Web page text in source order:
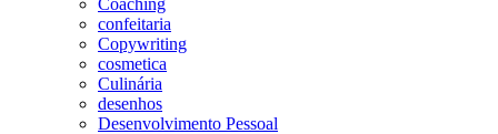
Coaching
confeitaria
Copywriting
cosmetica
Culinária
desenhos
Desenvolvimento Pessoal